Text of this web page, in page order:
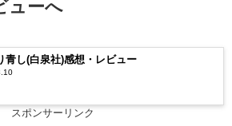
ューへ
青し(白泉社)感想・レビュー
スポンサーリンク